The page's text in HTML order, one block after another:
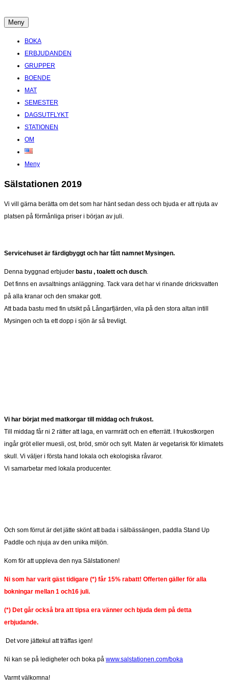
till
Boende Aktiviteter Möten Hemlig historia i Stockholms Skärgård
Meny
BOKA
ERBJUDANDEN
GRUPPER
BOENDE
MAT
SEMESTER
DAGSUTFLYKT
STATIONEN
OM
Meny
Sälstationen 2019
Vi vill gärna berätta om det som har hänt sedan dess och bjuda er att njuta av
platsen på förmånliga priser i början av juli.
Servicehuset är färdigbyggt och har fått namnet Mysingen.
Denna byggnad erbjuder bastu , toalett och dusch.
Det finns en avsaltnings anläggning. Tack vara det har vi rinande dricksvatten
på alla kranar och den smakar gott.
Att bada bastu med fin utsikt på Långarfjärden, vila på den stora altan intill
Mysingen och ta ett dopp i sjön är så trevligt.
Vi har börjat med matkorgar till middag och frukost.
Till middag får ni 2 rätter att laga, en varmrätt och en efterrätt. I frukostkorgen
ingår gröt eller muesli, ost, bröd, smör och sylt. Maten är vegetarisk för klimatets
skull. Vi väljer i första hand lokala och ekologiska råvaror.
Vi samarbetar med lokala producenter.
Och som förrut är det jätte skönt att bada i sälbässängen, paddla Stand Up
Paddle och njuja av den unika miljön.
Kom för att uppleva den nya Sälstationen!
Ni som har varit gäst tidigare (*) får 15% rabatt! Offerten gäller för alla
bokningar mellan 1 och16 juli.
(*) Det går också bra att tipsa era vänner och bjuda dem på detta
erbjudande.
Det vore jättekul att träffas igen!
Ni kan se på ledigheter och boka på www.salstationen.com/boka
Varmt välkomna!